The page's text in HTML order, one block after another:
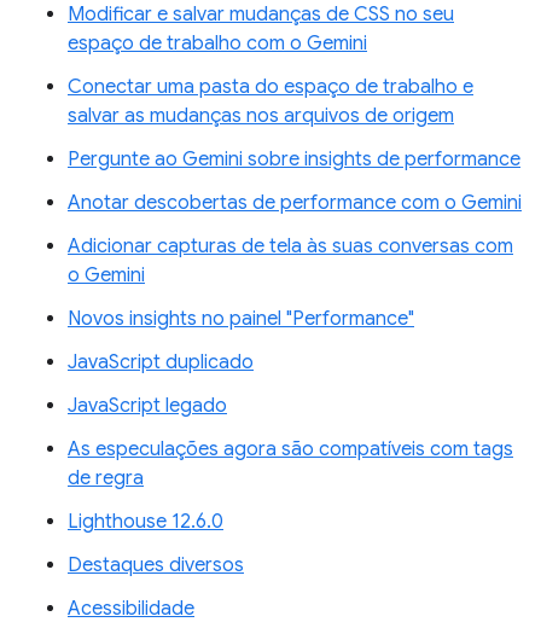
Modificar e salvar mudanças de CSS no seu
espaço de trabalho com o Gemini
Conectar uma pasta do espaço de trabalho e
salvar as mudanças nos arquivos de origem
Pergunte ao Gemini sobre insights de performance
Anotar descobertas de performance com o Gemini
Adicionar capturas de tela às suas conversas com
o Gemini
Novos insights no painel "Performance"
JavaScript duplicado
JavaScript legado
As especulações agora são compatíveis com tags
de regra
Lighthouse 12.6.0
Destaques diversos
Acessibilidade